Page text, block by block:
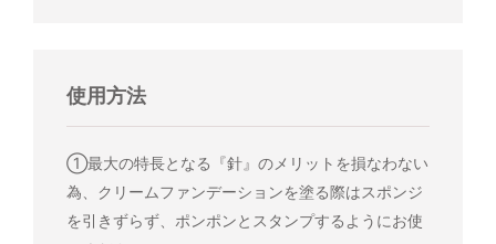
使用方法
①最大の特長となる『針』のメリットを損なわない
為、クリームファンデーションを塗る際はスポンジ
を引きずらず、ポンポンとスタンプするようにお使